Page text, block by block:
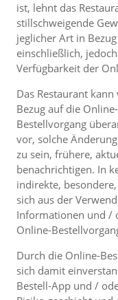
ist, lehnt das
stillschweigende
jeglicher Art in
einschließlich,
Verfügbarkeit der
Das Restaurant
Bezug auf die
Bestellvorgang
vor, solche
zu sein, frühere,
benachrichtigen. In
indirekte,
sich aus der
Informationen und /
Online-
Durch die Online-
sich damit
Bestell-App und /